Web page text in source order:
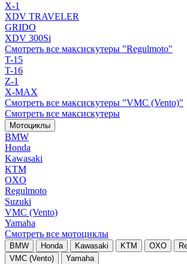
X-1
XDV TRAVELER
GRIDO
XDV 300Si
Смотреть все максискутеры "Regulmoto"
T-15
T-16
Z-1
X-MAX
Смотреть все максискутеры "VMC (Vento)"
Смотреть все максискутеры
Мотоциклы
BMW
Honda
Kawasaki
KTM
OXO
Regulmoto
Suzuki
VMC (Vento)
Yamaha
Смотреть все мотоциклы
BMW Honda Kawasaki KTM OXO
VMC (Vento)
Yamaha